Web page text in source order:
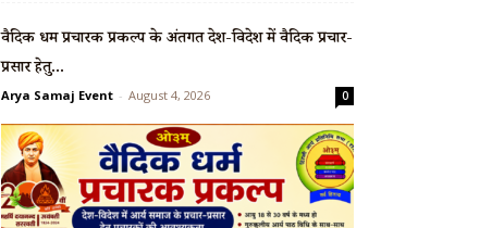
वैदिक धर्म प्रचारक प्रकल्प के अंतर्गत देश-विदेश में वैदिक प्रचार-
प्रसार हेतु...
Arya Samaj Event - August 4, 2026 0